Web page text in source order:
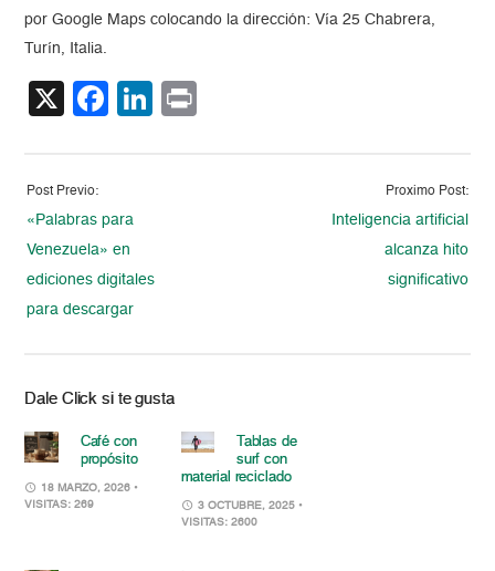
por Google Maps colocando la dirección: Vía 25 Chabrera,
Turín, Italia.
X Facebook
LinkedIn
Post Previo:
«Palabras para
Venezuela» en
ediciones digitales
para descargar
Proximo Post:
Inteligencia artificial
alcanza hito
significativo
Dale Click si te gusta
Café con
propósito
18 MARZO, 2026 •
VISITAS: 269
Tablas de
surf con
material reciclado
3 OCTUBRE, 2025 •
VISITAS: 2600